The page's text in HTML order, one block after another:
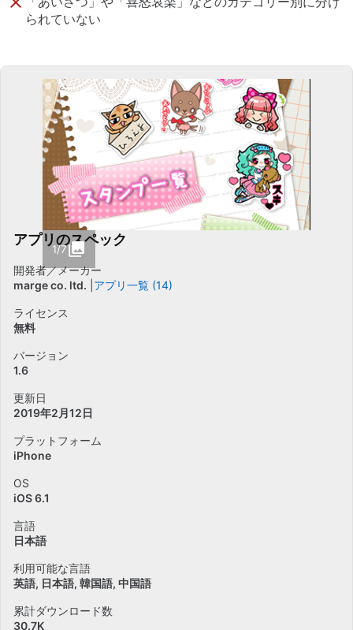
られていない
1/7
アプリのスペック
開発者／メーカー
marge co. ltd.
アプリ一覧 (14)
ライセンス
無料
バージョン
1.6
更新日
2019年2月12日
プラットフォーム
iPhone
OS
iOS 6.1
言語
日本語
利用可能な言語
英語 日本語 韓国語 中国語
累計ダウンロード数
30.7K